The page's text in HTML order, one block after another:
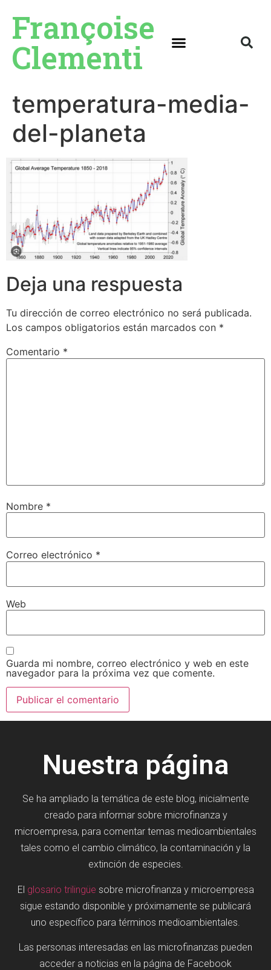
Françoise
Clementi
temperatura-media-
del-planeta
Deja una respuesta
Tu dirección de correo electrónico no será publicada.
Los campos obligatorios están marcados con *
Comentario *
Nombre *
Correo electrónico *
Web
Guarda mi nombre, correo electrónico y web en este
navegador para la próxima vez que comente.
Nuestra página
Se ha ampliado la temática de este blog, inicialmente
creado para informar sobre microfinanza y
microempresa, para comentar temas medioambientales
tales como el cambio climático, la contaminación y la
extinción de especies.
El glosario trilingüe sobre microfinanza y microempresa
sigue estando disponible y próximamente se publicará
uno específico para términos medioambientales.
Las personas interesadas en las microfinanzas pueden
acceder a noticias en la página de Facebook